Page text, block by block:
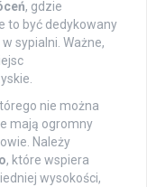
, gdzie
to być dedykowany
sypialni. Ważne,
nie można
mają ogromny
Należy
, które wspiera
wysokości,